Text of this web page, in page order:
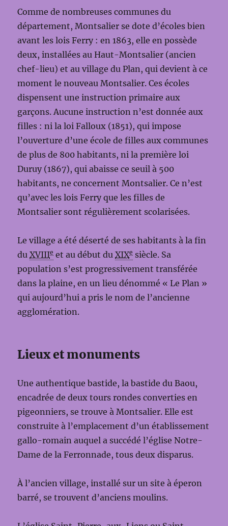
Comme de nombreuses communes du
département, Montsalier se dote d’écoles bien
avant les lois Ferry : en 1863, elle en possède
deux, installées au Haut-Montsalier (ancien
chef-lieu) et au village du Plan, qui devient à ce
moment le nouveau Montsalier. Ces écoles
dispensent une instruction primaire aux
garçons. Aucune instruction n’est donnée aux
filles : ni la loi Falloux (1851), qui impose
l’ouverture d’une école de filles aux communes
de plus de 800 habitants, ni la première loi
Duruy (1867), qui abaisse ce seuil à 500
habitants, ne concernent Montsalier. Ce n’est
qu’avec les lois Ferry que les filles de
Montsalier sont régulièrement scolarisées.
Le village a été déserté de ses habitants à la fin
duXVIIIe et au début duXIXe siècle. Sa
population s’est progressivement transférée
dans la plaine, en un lieu dénommé « Le Plan »
qui aujourd’hui a pris le nom de l’ancienne
agglomération.
Lieux et monuments
Une authentique bastide, la bastide du Baou,
encadrée de deux tours rondes converties en
pigeonniers, se trouve à Montsalier. Elle est
construite à l’emplacement d’un établissement
gallo-romain auquel a succédé l’église Notre-
Dame de la Ferronnade, tous deux disparus.
À l’ancien village, installé sur un site à éperon
barré, se trouvent d’anciens moulins.